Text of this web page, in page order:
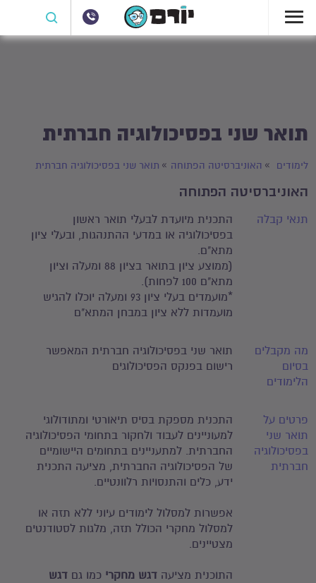
תואר שני בפסיכולוגיה חברתית
לימודים האוניברסיטה הפתוחה תואר שני בפסיכולוגיה חברתית
האוניברסיטה הפתוחה
תנאי קבלה
התכנית מיועדת לבעלי תואר ראשון
בפסיכולוגיה או במדעי ההתנהגות, ובעלי ציון
מתא"ם.
(ממוצע ציון בתואר בציון 88 ומעלה וציון
מתא"ם 100 לפחות).
*מועמדים בעלי ציון 93 ומעלה יוכלו להגיש
מועמדות ללא ציון במבחן המתא"ם
מה מקבלים
בסיום
הלימודים
תואר שני בפסיכולוגיה חברתית המאפשר
רישום בפנקס הפסיכולוגים
פרטים על
תואר שני
בפסיכולוגיה
חברתית
התכנית מספקת בסיס תיאורטי ומתודולוגי
למעוניינים לעבוד ולחקור בתחומי הפסיכולוגיה
החברתית. למתעניינים בתחומים היישומיים
של הפסיכולוגיה החברתית, מציעה התכנית
ידע, כלים והתנסויות רלוונטיים.
אפשרות למסלול לימודים עיוני ללא תזה או
למסלול מחקרי הכולל תזה, מלגות לסטודנטים
מצטיינים.
התוכנית מציעה דגש מחקרי כמו גם דגש